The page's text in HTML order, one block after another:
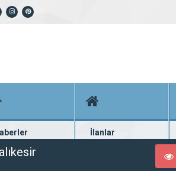
güncel haberler
İlanlar
Güncel seri ilanlar